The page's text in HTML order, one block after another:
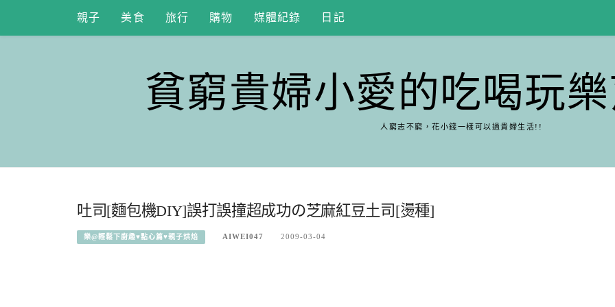
content
親子 美食 旅行 購物 媒體紀錄 日記
貧窮貴婦小愛的吃喝玩
人窮志不窮，花小錢一樣可以過貴婦生活!!
吐司[麵包機DIY]誤打誤撞超成功の芝麻紅豆土司[燙種]
樂@輕鬆下廚趣♥點心篇♥親子烘焙 AIWEI047 2009-03-04